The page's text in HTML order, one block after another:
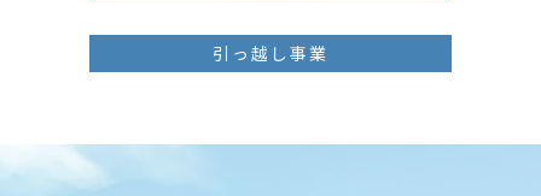
引っ越し事業